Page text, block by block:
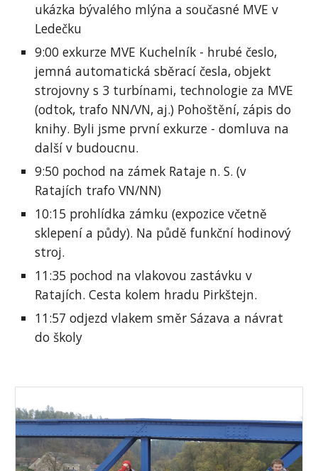
ukázka bývalého mlýna a současné MVE v
Ledečku
9:00 exkurze MVE Kuchelník - hrubé česlo,
jemná automatická sběrací česla, objekt
strojovny s 3 turbínami, technologie za MVE
(odtok, trafo NN/VN, aj.) Pohoštění, zápis do
knihy. Byli jsme první exkurze - domluva na
další v budoucnu.
9:50 pochod na zámek Rataje n. S. (v
Ratajích trafo VN/NN)
10:15 prohlídka zámku (expozice včetně
sklepení a půdy). Na půdě funkční hodinový
stroj.
11:35 pochod na vlakovou zastávku v
Ratajích. Cesta kolem hradu Pirkštejn.
11:57 odjezd vlakem směr Sázava a návrat
do školy